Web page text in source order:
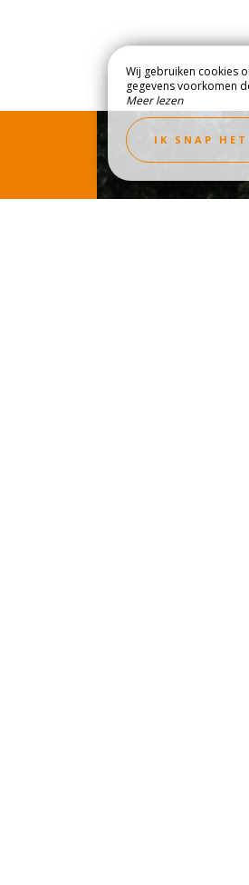
GALERIJ
Wij gebruiken cookies
gegevens voorkomen
Meer lezen
IK SNAP HET